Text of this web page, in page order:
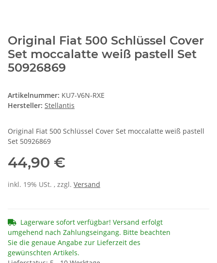
Original Fiat 500 Schlüssel Cover
Set moccalatte weiß pastell Set
50926869
Artikelnummer: KU7-V6N-RXE
Hersteller: Stellantis
Original Fiat 500 Schlüssel Cover Set moccalatte weiß pastell
Set 50926869
44,90 €
inkl. 19% USt. , zzgl. Versand
Lagerware sofort verfügbar! Versand erfolgt
umgehend nach Zahlungseingang. Bitte beachten
Sie die genaue Angabe zur Lieferzeit des
gewünschten Artikels.